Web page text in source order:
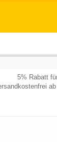
5% Rabatt